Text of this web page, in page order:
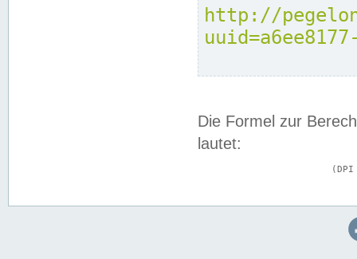
http://
Die Formel zur
lautet: